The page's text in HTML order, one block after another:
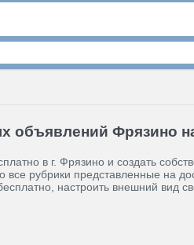
объявлений Фрязино
в г. Фрязино и создать
рубрики представленные на
настроить внешний вид